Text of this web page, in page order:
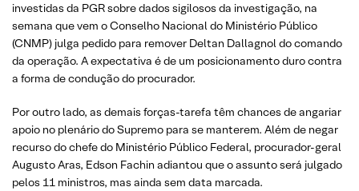
investidas da PGR sobre dados sigilosos da investigação, na
semana que vem o Conselho Nacional do Ministério Público
(CNMP) julga pedido para remover Deltan Dallagnol do comando
da operação. A expectativa é de um posicionamento duro contra
a forma de condução do procurador.
Por outro lado, as demais forças-tarefa têm chances de angariar
apoio no plenário do Supremo para se manterem. Além de negar
recurso do chefe do Ministério Público Federal, procurador-geral
Augusto Aras, Edson Fachin adiantou que o assunto será julgado
pelos 11 ministros, mas ainda sem data marcada.